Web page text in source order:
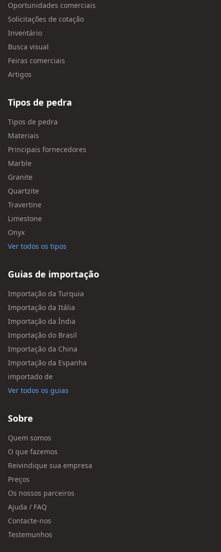
Oportunidades comerciais
Solicitações de cotação
Inventário
Busca visual
Feiras comerciais
Artigos
Tipos de pedra
Tipos de pedra
Materiais
Principais fornecedores
Marble
Granite
Quartzite
Travertine
Limestone
Onyx
Ver todos os tipos
Guias de importação
Importação da Turquia
Importação da Itália
Importação da Índia
Importação do Brasil
Importação da China
Importação da Espanha
importado de
Ver todos os guias
Sobre
Quem somos
O que fazemos
Reivindique sua empresa
Preços
Os nossos parceiros
Ajuda / FAQ
Contacte-nos
Testemunhos